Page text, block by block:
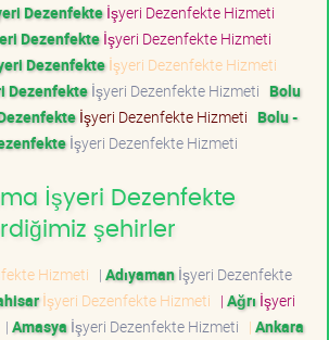
Dezenfekteİşyeri Dezenfekte Hizmeti
Dezenfekteİşyeri Dezenfekte Hizmeti
Dezenfekteİşyeri Dezenfekte Hizmeti
Dezenfekteİşyeri Dezenfekte Hizmeti Bolu
İşyeri Dezenfekte Hizmeti Bolu -
İşyeri Dezenfekte Hizmeti
İşyeri Dezenfekte
şehirler
Hizmeti | Adıyamanİşyeri Dezenfekte
İşyeri Dezenfekte Hizmeti | Ağrı İşyeri
| Amasya İşyeri Dezenfekte Hizmeti | Ankara